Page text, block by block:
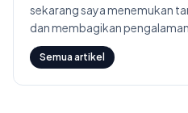
sekarang saya menemukan
dan membagikan
Semua artikel